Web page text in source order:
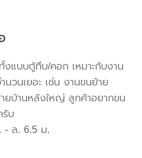
แบบตู้ทึบ/คอก เหมาะกับงาน
วนเยอะ เช่น งานขนย้าย
บ้านหลังใหญ่ ลูกค้าอยากขน
รับ
- ล. 6.5 ม.